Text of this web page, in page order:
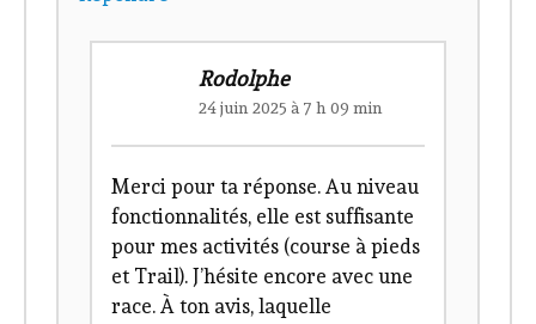
Pour des corrections de bug, oui ; mais
pour des nouvelles fonctionnalités, c’est
Rodolphe
24 juin 2025 à 7 h 09 min
Merci pour ta réponse. Au niveau